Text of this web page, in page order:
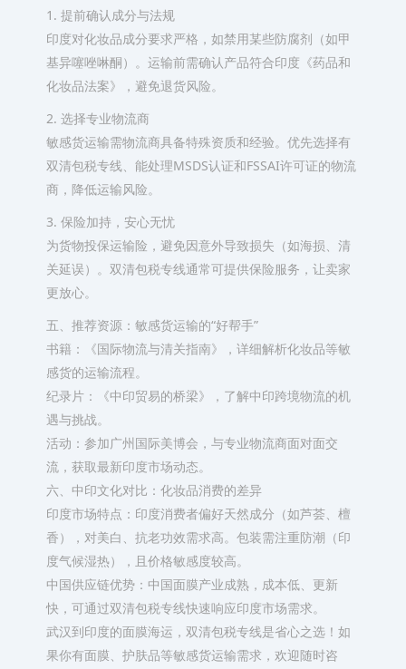
1. 提前确认成分与法规
印度对化妆品成分要求严格，如禁用某些防腐剂（如甲
基异噻唑啉酮）。‌运输前需确认产品符合印度《药品和
化妆品法案》‌，避免退货风险。
2. 选择专业物流商
敏感货运输需物流商具备特殊资质和经验。‌优先选择有
双清包税专线、能处理MSDS认证和FSSAI许可证的物流
商‌，降低运输风险。
3. 保险加持，安心无忧
为货物投保运输险，‌避免因意外导致损失‌（如海损、清
关延误）。双清包税专线通常可提供保险服务，让卖家
更放心。
五、推荐资源：敏感货运输的“好帮手”
‌书籍‌：《国际物流与清关指南》，详细解析化妆品等敏
感货的运输流程。
‌纪录片‌：《中印贸易的桥梁》，了解中印跨境物流的机
遇与挑战。
‌活动‌：参加广州国际美博会，与专业物流商面对面交
流，获取最新印度市场动态。
六、中印文化对比：化妆品消费的差异
‌印度市场特点‌：印度消费者偏好天然成分（如芦荟、檀
香），对美白、抗老功效需求高。‌包装需注重防潮（印
度气候湿热）‌，且价格敏感度较高。
‌中国供应链优势‌：中国面膜产业成熟，成本低、更新
快，可通过双清包税专线快速响应印度市场需求。
武汉到印度的面膜海运，双清包税专线是省心之选！如
果你有面膜、护肤品等敏感货运输需求，欢迎随时咨